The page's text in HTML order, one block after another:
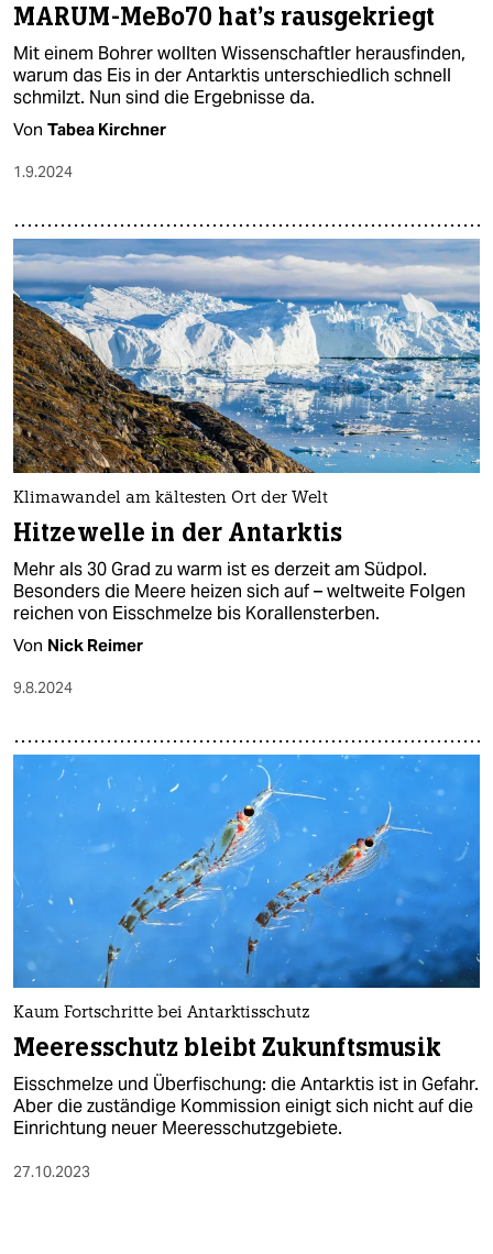
MARUM-MeBo70 hat's rausgekriegt
Mit einem Bohrer wollten Wissenschaftler herausfinden,
warum das Eis in der Antarktis unterschiedlich schnell
schmilzt. Nun sind die Ergebnisse da.
Von Tabea Kirchner
1.9.2024
Klimawandel am kältesten Ort der Welt
Hitzewelle in der Antarktis
Mehr als 30 Grad zu warm ist es derzeit am Südpol.
Besonders die Meere heizen sich auf – weltweite Folgen
reichen von Eisschmelze bis Korallensterben.
Von Nick Reimer
9.8.2024
Kaum Fortschritte bei Antarktisschutz
Meeresschutz bleibt Zukunftsmusik
Eisschmelze und Überfischung: die Antarktis ist in Gefahr.
Aber die zuständige Kommission einigt sich nicht auf die
Einrichtung neuer Meeresschutzgebiete.
27.10.2023